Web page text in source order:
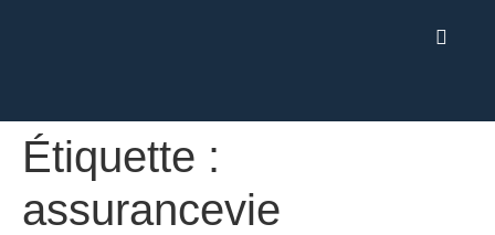
Étiquette :
assurancevie